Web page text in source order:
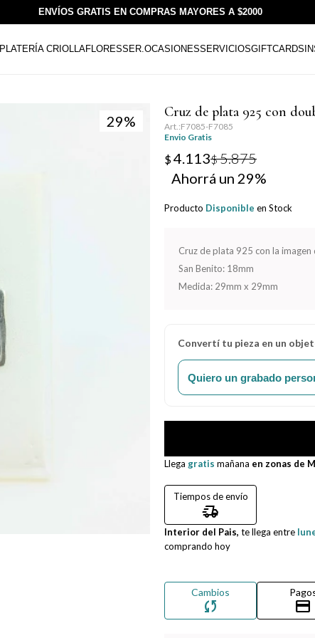
ENVÍOS GRATIS EN COMPRAS MAYORES A $2000
PLATERÍA CRIOLLAFLORESSER.OCASIONESSERVICIOSGIFTCARDS
29
Cruz de plata 925 con
F7085-F7085
Envio Gratis
$4.113$5.875
29
Producto Disponible en Stock
Cruz de plata 925 con la
San Benito: 18mm
Medida: 29mm x 29mm
Convertí tu pieza en un
Quiero un grabado
Llega gratis mañana en zonas de
Tiempos de envío
delivery_truck_speed
Interior del Pais, te llega entre
comprando hoy
Cambios
sync credit_card